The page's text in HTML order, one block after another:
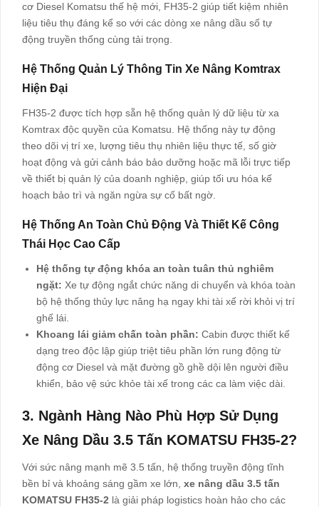
cơ Diesel Komatsu thế hệ mới, FH35-2 giúp tiết kiệm nhiên
liệu tiêu thụ đáng kể so với các dòng xe nâng dầu số tự
động truyền thống cùng tải trọng.
Hệ Thống Quản Lý Thông Tin Xe Nâng Komtrax
Hiện Đại
FH35-2 được tích hợp sẵn hệ thống quản lý dữ liệu từ xa
Komtrax độc quyền của Komatsu. Hệ thống này tự động
theo dõi vị trí xe, lượng tiêu thụ nhiên liệu thực tế, số giờ
hoạt động và gửi cảnh báo bảo dưỡng hoặc mã lỗi trực tiếp
về thiết bị quản lý của doanh nghiệp, giúp tối ưu hóa kế
hoạch bảo trì và ngăn ngừa sự cố bất ngờ.
Hệ Thống An Toàn Chủ Động Và Thiết Kế Công
Thái Học Cao Cấp
Hệ thống tự động khóa an toàn tuân thủ nghiêm
ngặt: Xe tự động ngắt chức năng di chuyển và khóa toàn
bộ hệ thống thủy lực nâng hạ ngay khi tài xế rời khỏi vị trí
ghế lái.
Khoang lái giảm chấn toàn phần: Cabin được thiết kế
dạng treo độc lập giúp triệt tiêu phần lớn rung động từ
động cơ Diesel và mặt đường gồ ghề dội lên người điều
khiển, bảo vệ sức khỏe tài xế trong các ca làm việc dài.
3. Ngành Hàng Nào Phù Hợp Sử Dụng
XE Nâng Dầu 3.5 Tấn KOMATSU FH35-2?
Với sức nâng mạnh mẽ 3.5 tấn, hệ thống truyền động tĩnh
bền bỉ và khoảng sáng gầm xe lớn, xe nâng dầu 3.5 tấn
KOMATSU FH35-2 là giải pháp logistics hoàn hảo cho các